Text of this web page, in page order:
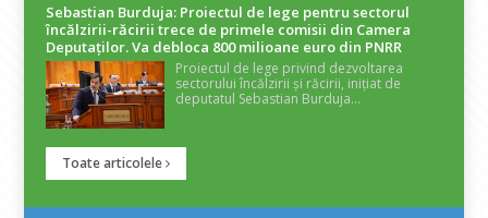
Sebastian Burduja: Proiectul de lege pentru sectorul
încălzirii-răcirii trece de primele comisii din Camera
Deputaților. Va debloca 800 milioane euro din PNRR
Proiectul de lege privind dezvoltarea
sectorului încălzirii și răcirii, inițiat de
deputatul Sebastian Burduja...
Toate articolele